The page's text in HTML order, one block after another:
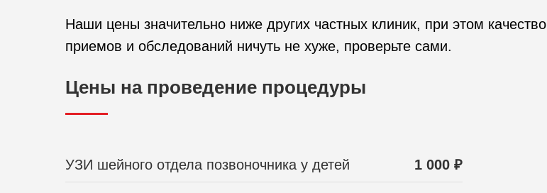
Наши цены значительно ниже других частных клиник, при этом качество
приемов и обследований ничуть не хуже, проверьте сами.
Цены на проведение процедуры
УЗИ шейного отдела позвоночника у детей 1 000 ₽